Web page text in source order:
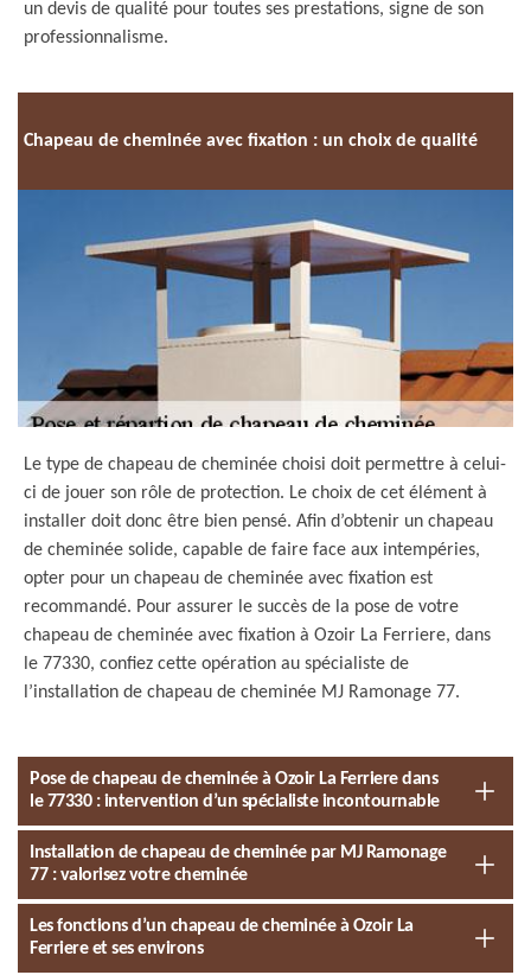
un devis de qualité pour toutes ses prestations, signe de son
professionnalisme.
Chapeau de cheminée avec fixation : un choix de qualité
Le type de chapeau de cheminée choisi doit permettre à celui-
ci de jouer son rôle de protection. Le choix de cet élément à
installer doit donc être bien pensé. Afin d’obtenir un chapeau
de cheminée solide, capable de faire face aux intempéries,
opter pour un chapeau de cheminée avec fixation est
recommandé. Pour assurer le succès de la pose de votre
chapeau de cheminée avec fixation à Ozoir La Ferriere, dans
le 77330, confiez cette opération au spécialiste de
l’installation de chapeau de cheminée MJ Ramonage 77.
Pose de chapeau de cheminée à Ozoir La Ferriere dans
le 77330 : intervention d’un spécialiste incontournable
Installation de chapeau de cheminée par MJ Ramonage
77 : valorisez votre cheminée
Les fonctions d’un chapeau de cheminée à Ozoir La
Ferriere et ses environs